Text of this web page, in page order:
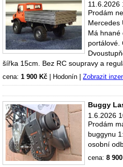
11.6.2026
Prodám
Mercedes
Má hnané
portálové.
šířka 15cm. Bez RC soupravy a
cena: 1 900 Kč Hodonín Zobrazit
Buggy
1.6.2026
Prodám
buggynu
osobní
cena: 8